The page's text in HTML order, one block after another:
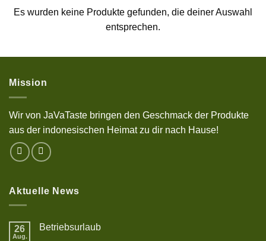
Es wurden keine Produkte gefunden, die deiner Auswahl
entsprechen.
Mission
Wir von JaVaTaste bringen den Geschmack der Produkte
aus der indonesischen Heimat zu dir nach Hause!
Aktuelle News
26
Aug.
Betriebsurlaub